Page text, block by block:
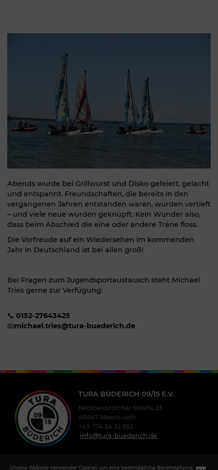
Abends wurde bei Grillwurst und Disko gefeiert, gelacht
und entspannt. Freundschaften, die bereits in den
vergangenen Jahren entstanden waren, wurden vertieft
– und viele neue wurden geknüpft. Kein Wunder also,
dass beim Abschied die eine oder andere Träne floss.
Die Vorfreude auf ein Wiedersehen im kommenden
Jahr in Deutschland ist bei allen groß!
Bei Fragen zum Jugendsportaustausch steht Michael
Tries gerne zur Verfügung:
📞 0152-27643425
📧michael.tries@tura-buederich.de
TURA BÜDERICH 09/15 E.V.
Necklenbroicher Straße 23
40667 Meerbusch
+49 174 54 32 592
info@tura-buederich.de
Unsere Website verwendet Cookies um eine bestmögliche Bereitstellung